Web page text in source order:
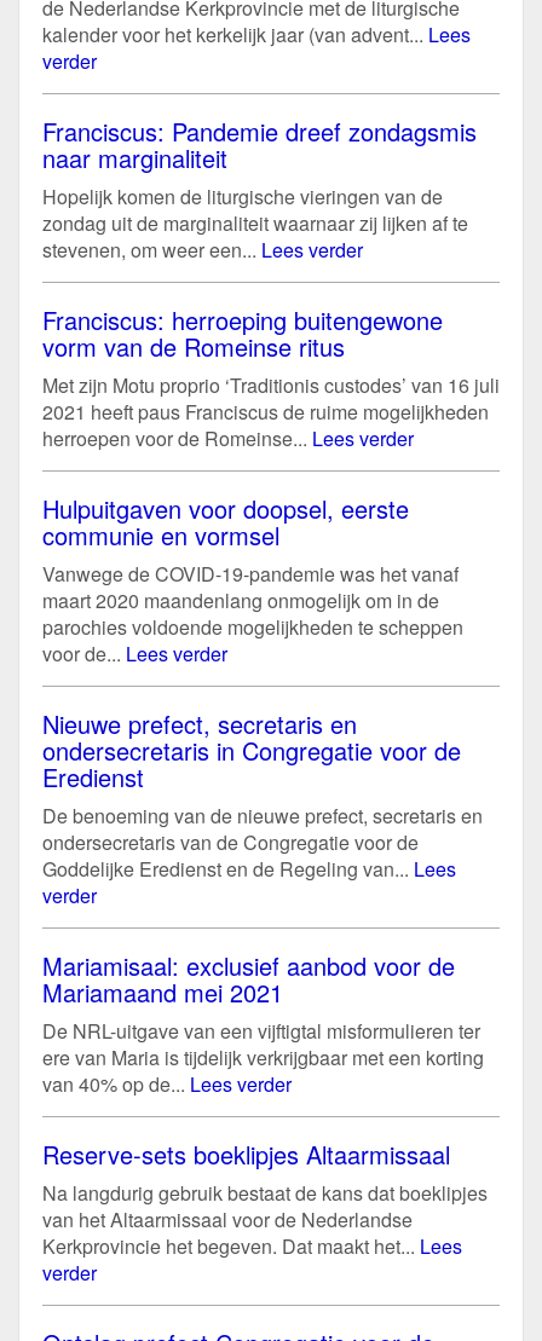
de Nederlandse Kerkprovincie met de liturgische
kalender voor het kerkelijk jaar (van advent... Lees
verder
Franciscus: Pandemie dreef zondagsmis
naar marginaliteit
Hopelijk komen de liturgische vieringen van de
zondag uit de marginaliteit waarnaar zij lijken af te
stevenen, om weer een... Lees verder
Franciscus: herroeping buitengewone
vorm van de Romeinse ritus
Met zijn Motu proprio ‘Traditionis custodes’ van 16 juli
2021 heeft paus Franciscus de ruime mogelijkheden
herroepen voor de Romeinse... Lees verder
Hulpuitgaven voor doopsel, eerste
communie en vormsel
Vanwege de COVID-19-pandemie was het vanaf
maart 2020 maandenlang onmogelijk om in de
parochies voldoende mogelijkheden te scheppen
voor de... Lees verder
Nieuwe prefect, secretaris en
ondersecretaris in Congregatie voor de
Eredienst
De benoeming van de nieuwe prefect, secretaris en
ondersecretaris van de Congregatie voor de
Goddelijke Eredienst en de Regeling van... Lees
verder
Mariamisaal: exclusief aanbod voor de
Mariamaand mei 2021
De NRL-uitgave van een vijftigtal misformulieren ter
ere van Maria is tijdelijk verkrijgbaar met een korting
van 40% op de... Lees verder
Reserve-sets boeklipjes Altaarmissaal
Na langdurig gebruik bestaat de kans dat boeklipjes
van het Altaarmissaal voor de Nederlandse
Kerkprovincie het begeven. Dat maakt het... Lees
verder